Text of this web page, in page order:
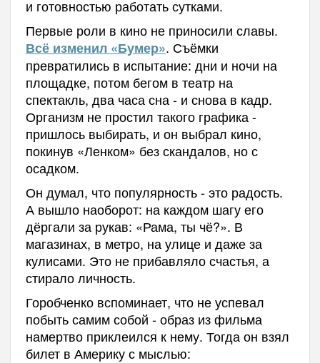
и готовностью работать сутками.
Первые роли в кино не приносили славы.
Всё изменил «Бумер». Съёмки
превратились в испытание: дни и ночи на
площадке, потом бегом в театр на
спектакль, два часа сна - и снова в кадр.
Организм не простил такого графика -
пришлось выбирать, и он выбрал кино,
покинув «Ленком» без скандалов, но с
осадком.
Он думал, что популярность - это радость.
А вышло наоборот: на каждом шагу его
дёргали за рукав: «Рама, ты чё?». В
магазинах, в метро, на улице и даже за
кулисами. Это не прибавляло счастья, а
стирало личность.
Горобченко вспоминает, что не успевал
побыть самим собой - образ из фильма
намертво приклеился к нему. Тогда он взял
билет в Америку с мыслью: